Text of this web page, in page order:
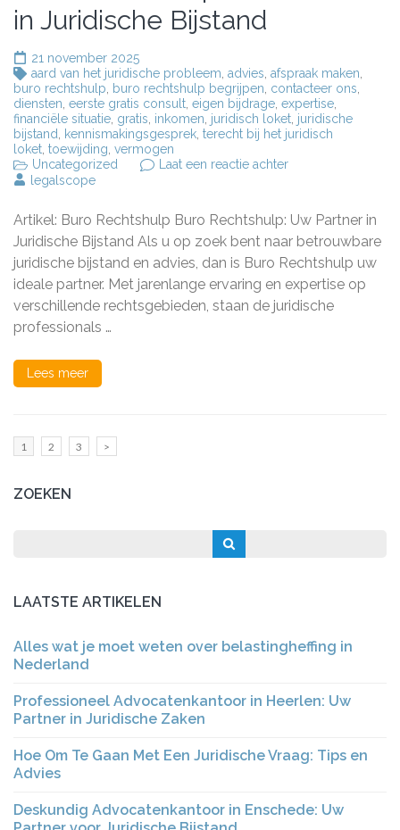
in Juridische Bijstand
21 november 2025
aard van het juridische probleem advies afspraak maken
buro rechtshulp buro rechtshulp begrijpen contacteer ons
diensten eerste gratis consult eigen bijdrage expertise
financiële situatie gratis inkomen juridisch loket juridische
bijstand kennismakingsgesprek terecht bij het juridisch
loket toewijding vermogen
Uncategorized
Laat een reactie achterop
Partner
in
Juridische
Bijstand
legalscope
Artikel: Buro Rechtshulp Buro Rechtshulp: Uw Partner in
Juridische Bijstand Als u op zoek bent naar betrouwbare
juridische bijstand en advies, dan is Buro Rechtshulp uw
ideale partner. Met jarenlange ervaring en expertise op
verschillende rechtsgebieden, staan de juridische
professionals …
Lees meer
Berichten
Pagina
1 Pagina
2 Pagina
3 >
ZOEKEN
LAATSTE ARTIKELEN
Alles wat je moet weten over belastingheffing in
Nederland
Professioneel Advocatenkantoor in Heerlen: Uw
Partner in Juridische Zaken
Hoe Om Te Gaan Met Een Juridische Vraag: Tips en
Advies
Deskundig Advocatenkantoor in Enschede: Uw